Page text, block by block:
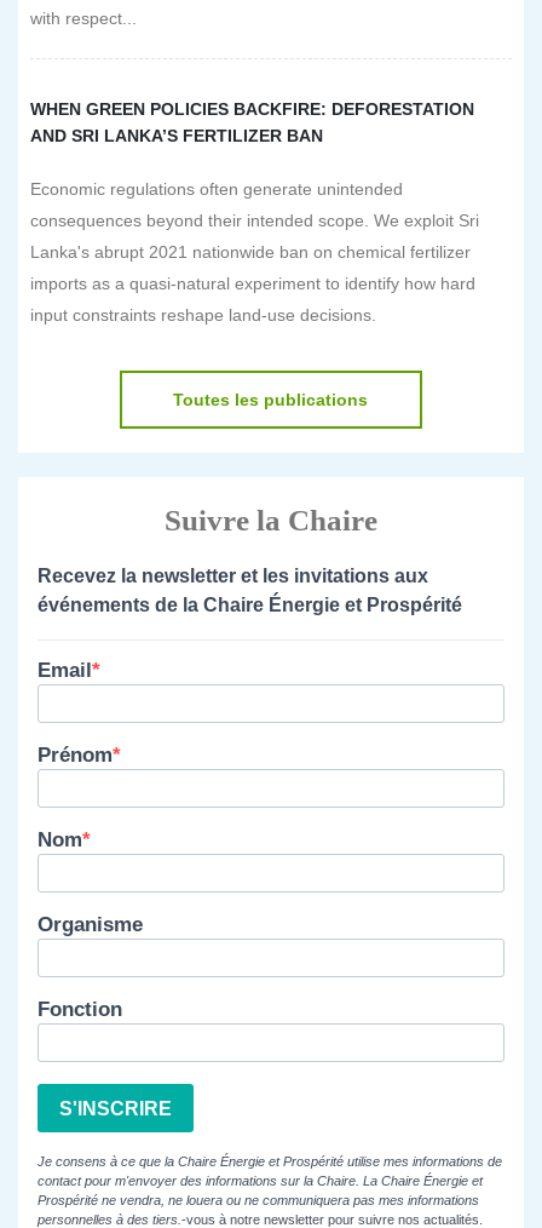
with respect...
WHEN GREEN POLICIES BACKFIRE: DEFORESTATION
AND SRI LANKA’S FERTILIZER BAN
Economic regulations often generate unintended
consequences beyond their intended scope. We exploit Sri
Lanka's abrupt 2021 nationwide ban on chemical fertilizer
imports as a quasi-natural experiment to identify how hard
input constraints reshape land-use decisions.
Toutes les publications
Suivre la Chaire
Recevez la newsletter et les invitations aux
événements de la Chaire Énergie et Prospérité
Email
Prénom
Nom
Organisme
Fonction
S'INSCRIRE
Je consens à ce que la Chaire Énergie et Prospérité utilise mes informations de
contact pour m'envoyer des informations sur la Chaire. La Chaire Énergie et
Prospérité ne vendra, ne louera ou ne communiquera pas mes informations
personnelles à des tiers. -vous à notre newsletter pour suivre nos actualités.